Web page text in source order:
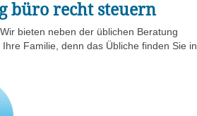
büro recht steuern
bieten neben der üblichen Beratung
Familie, denn das Übliche finden Sie in